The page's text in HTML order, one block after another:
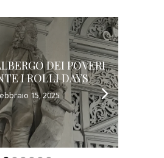
DEI POVERI
I ROLLI DAYS
15, 2025